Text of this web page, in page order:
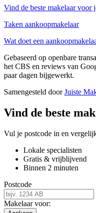
Vind de beste makelaar voor
Taken aankoopmakelaar
Wat doet een
Gebaseerd op openbare
het CBS en reviews van
paar dagen bijgewerkt.
Samengesteld doorJuiste
Vind de beste
Vul je postcode in en
Lokale specialisten
Gratis & vrijblijvend
Binnen 2 minuten
Postcode
Makelaar voor: